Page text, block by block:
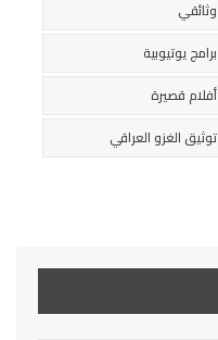
وثائقي
برامج يوتيوبية
أفلام قصيرة
توثيق الغزو العراقي